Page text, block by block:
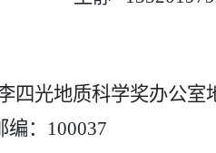
四光地质科学奖办公室
编： 100037